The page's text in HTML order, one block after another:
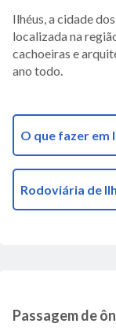
Ilhéus, a cidade
localizada na
cachoeiras e
ano todo.
O que fazer em
Rodoviária de
Passagem de